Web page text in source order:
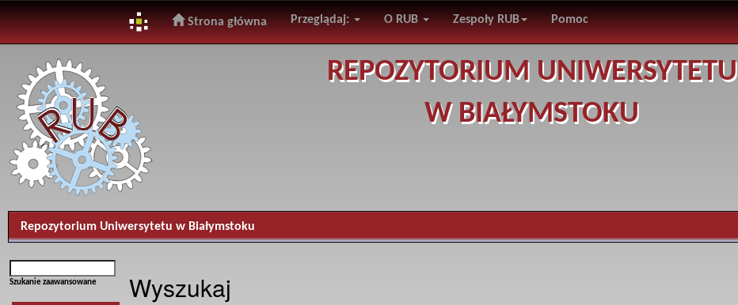
navigation
Strona główna Przeglądaj: O RUB Zespoły RUB Pomoc
REPOZYTORIUM UNIWERSYTETU
W BIAŁYMSTOKU
Repozytorium Uniwersytetu w Białymstoku
Szukanie zaawansowane Wyszukaj